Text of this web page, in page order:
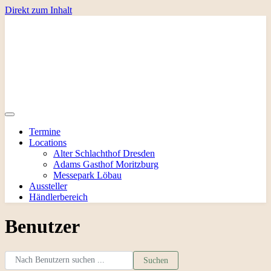
Direkt zum Inhalt
Termine
Locations
Alter Schlachthof Dresden
Adams Gasthof Moritzburg
Messepark Löbau
Aussteller
Händlerbereich
Benutzer
Nach Benutzern suchen ...
Nach Benutzern suchen ... Suchen